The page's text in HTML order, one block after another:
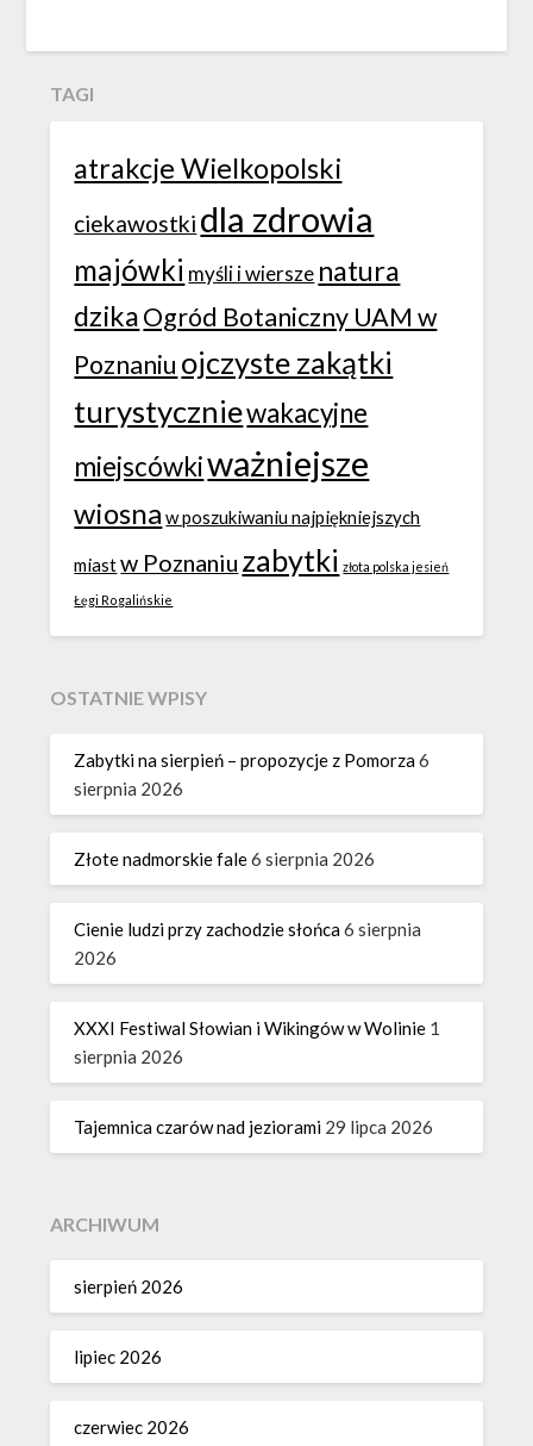
TAGI
atrakcje Wielkopolski
ciekawostki dla zdrowia
majówki myśli i wiersze natura
dzikaOgród Botaniczny UAM w
Poznaniu ojczyste zakątki
turystyczniewakacyjne
miejscówkiważniejsze
wiosna w poszukiwaniu najpiękniejszych
miastw Poznaniu zabytki złota polska jesień
Łęgi Rogalińskie
OSTATNIE WPISY
Zabytki na sierpień – propozycje z Pomorza6
sierpnia 2026
Złote nadmorskie fale6 sierpnia 2026
Cienie ludzi przy zachodzie słońca6 sierpnia
2026
XXXI Festiwal Słowian i Wikingów w Wolinie 1
sierpnia 2026
Tajemnica czarów nad jeziorami 29 lipca 2026
ARCHIWUM
sierpień 2026
lipiec 2026
czerwiec 2026